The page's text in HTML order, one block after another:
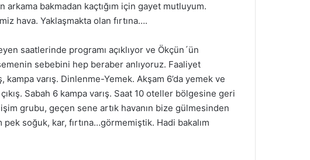
arkama bakmadan kaçtığım için gayet mutluyum.
hava. Yaklaşmakta olan fırtına….
saatlerinde programı açıklıyor ve Ökçün´ün
sebebini hep beraber anlıyoruz. Faaliyet
kampa varış. Dinlenme-Yemek. Akşam 6’da yemek ve
Sabah 6 kampa varış. Saat 10 oteller bölgesine geri
grubu, geçen sene artık havanın bize gülmesinden
soğuk, kar, fırtına…görmemiştik. Hadi bakalım